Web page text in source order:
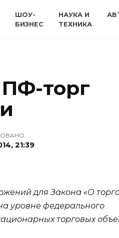
ШОУ-
БИЗНЕС
НАУКА И
ТЕХНИКА
торг
21:39
для Закона «О
уровне федерального
торговых